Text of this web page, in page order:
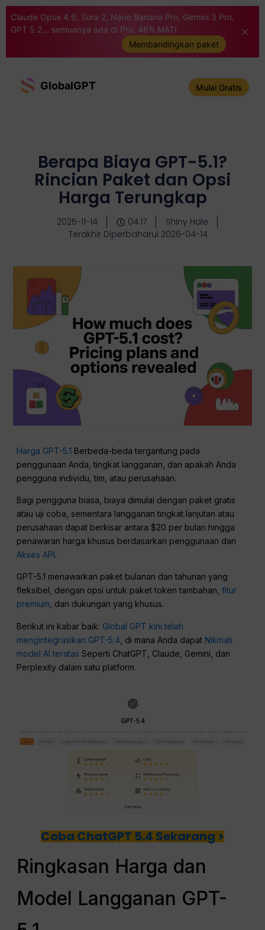
Claude Opus 4.6, Sora 2, Nano Banana Pro, Gemini 3 Pro,
GPT 5.2... semuanya ada di Pro. 46% MATI
Membandingkan paket
GlobalGPT Mulai Gratis
Berapa Biaya GPT-5.1?
Rincian Paket dan Opsi
Harga Terungkap
2025-11-14 04:17
Shiny Hale
Terakhir Diperbaharui 2026-04-14
Harga GPT-5.1 Berbeda-beda tergantung pada
penggunaan Anda, tingkat langganan, dan apakah Anda
pengguna individu, tim, atau perusahaan.
Bagi pengguna biasa, biaya dimulai dengan paket gratis
atau uji coba, sementara langganan tingkat lanjutan atau
perusahaan dapat berkisar antara $20 per bulan hingga
penawaran harga khusus berdasarkan penggunaan dan
Akses API.
GPT-5.1 menawarkan paket bulanan dan tahunan yang
fleksibel, dengan opsi untuk paket token tambahan,fitur
premium, dan dukungan yang khusus.
Berikut ini kabar baik: Global GPT kini telah
mengintegrasikan GPT-5.4 , di mana Anda dapat Nikmati
model AI teratas Seperti ChatGPT, Claude, Gemini, dan
Perplexity dalam satu platform.
Coba ChatGPT 5.4 Sekarang >
Ringkasan Harga dan
Model Langganan GPT-